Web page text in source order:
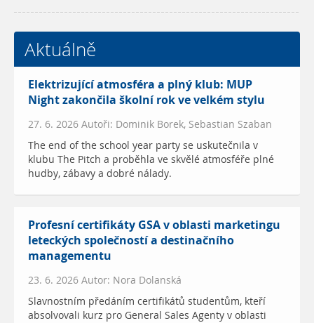
Aktuálně
Elektrizující atmosféra a plný klub: MUP
Night zakončila školní rok ve velkém stylu
27. 6. 2026 Autoři: Dominik Borek, Sebastian Szaban
The end of the school year party se uskutečnila v
klubu The Pitch a proběhla ve skvělé atmosféře plné
hudby, zábavy a dobré nálady.
Profesní certifikáty GSA v oblasti marketingu
leteckých společností a destinačního
managementu
23. 6. 2026 Autor: Nora Dolanská
Slavnostním předáním certifikátů studentům, kteří
absolvovali kurz pro General Sales Agenty v oblasti